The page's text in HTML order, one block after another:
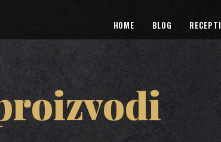
HOME BLOG RECEPTI